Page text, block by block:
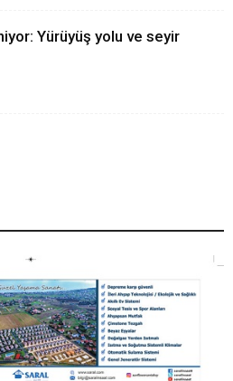
Yürüyüş yolu ve seyir